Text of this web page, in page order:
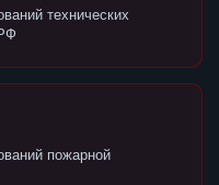
технических
пожарной